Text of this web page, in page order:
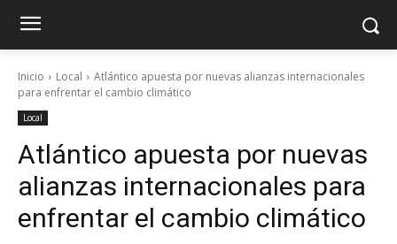
Inicio Local
Atlántico apuesta por nuevas alianzas internacionales
para enfrentar el cambio climático
Local
Atlántico apuesta por nuevas
alianzas internacionales para
enfrentar el cambio climático